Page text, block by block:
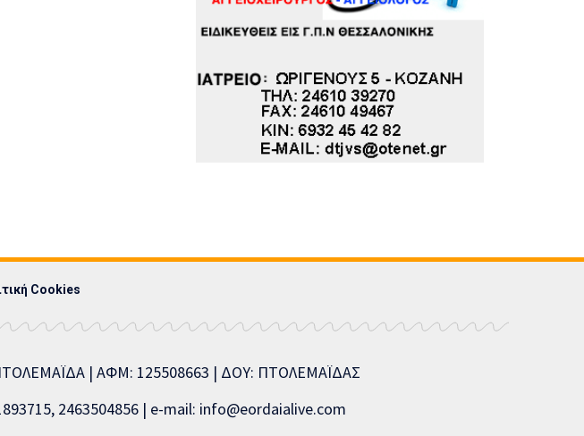
Cookies
ΠΤΟΛΕΜΑΪΔΑ | ΑΦΜ: 125508663 | ΔΟΥ: ΠΤΟΛΕΜΑΪΔΑΣ
2463504856 | e-mail: info@eordaialive.com